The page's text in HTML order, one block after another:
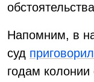
Напомним, в
суд приговорил
годам